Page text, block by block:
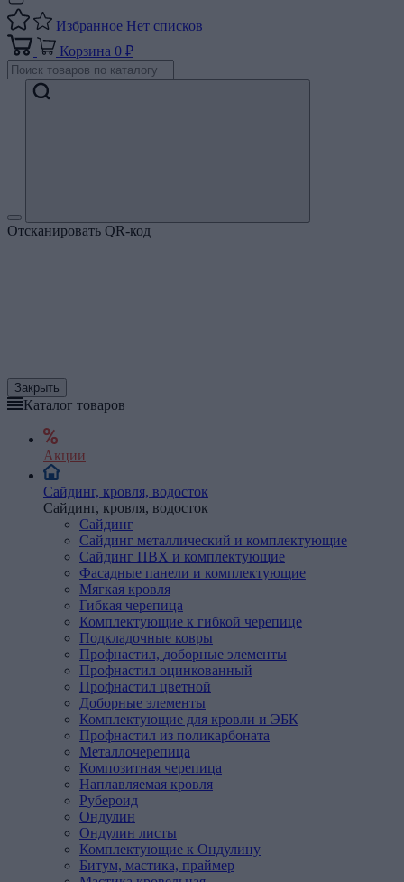
Избранное Нет списков
Корзина 0 ₽
Отсканировать QR-код
Закрыть
Каталог товаров
Акции
Сайдинг, кровля, водосток
Сайдинг, кровля, водосток
Сайдинг
Сайдинг металлический и комплектующие
Сайдинг ПВХ и комплектующие
Фасадные панели и комплектующие
Мягкая кровля
Гибкая черепица
Комплектующие к гибкой черепице
Подкладочные ковры
Профнастил, доборные элементы
Профнастил оцинкованный
Профнастил цветной
Доборные элементы
Комплектующие для кровли и ЭБК
Профнастил из поликарбоната
Металлочерепица
Композитная черепица
Наплавляемая кровля
Рубероид
Ондулин
Ондулин листы
Комплектующие к Ондулину
Битум, мастика, праймер